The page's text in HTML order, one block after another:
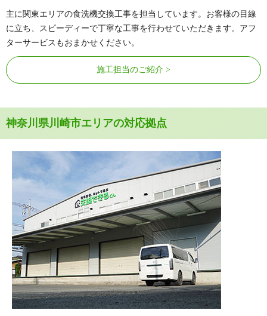
主に関東エリアの食洗機交換工事を担当しています。お客様の目線
に立ち、スピーディーで丁寧な工事を行わせていただきます。アフ
ターサービスもおまかせください。
施工担当のご紹介
神奈川県川崎市エリアの対応拠点